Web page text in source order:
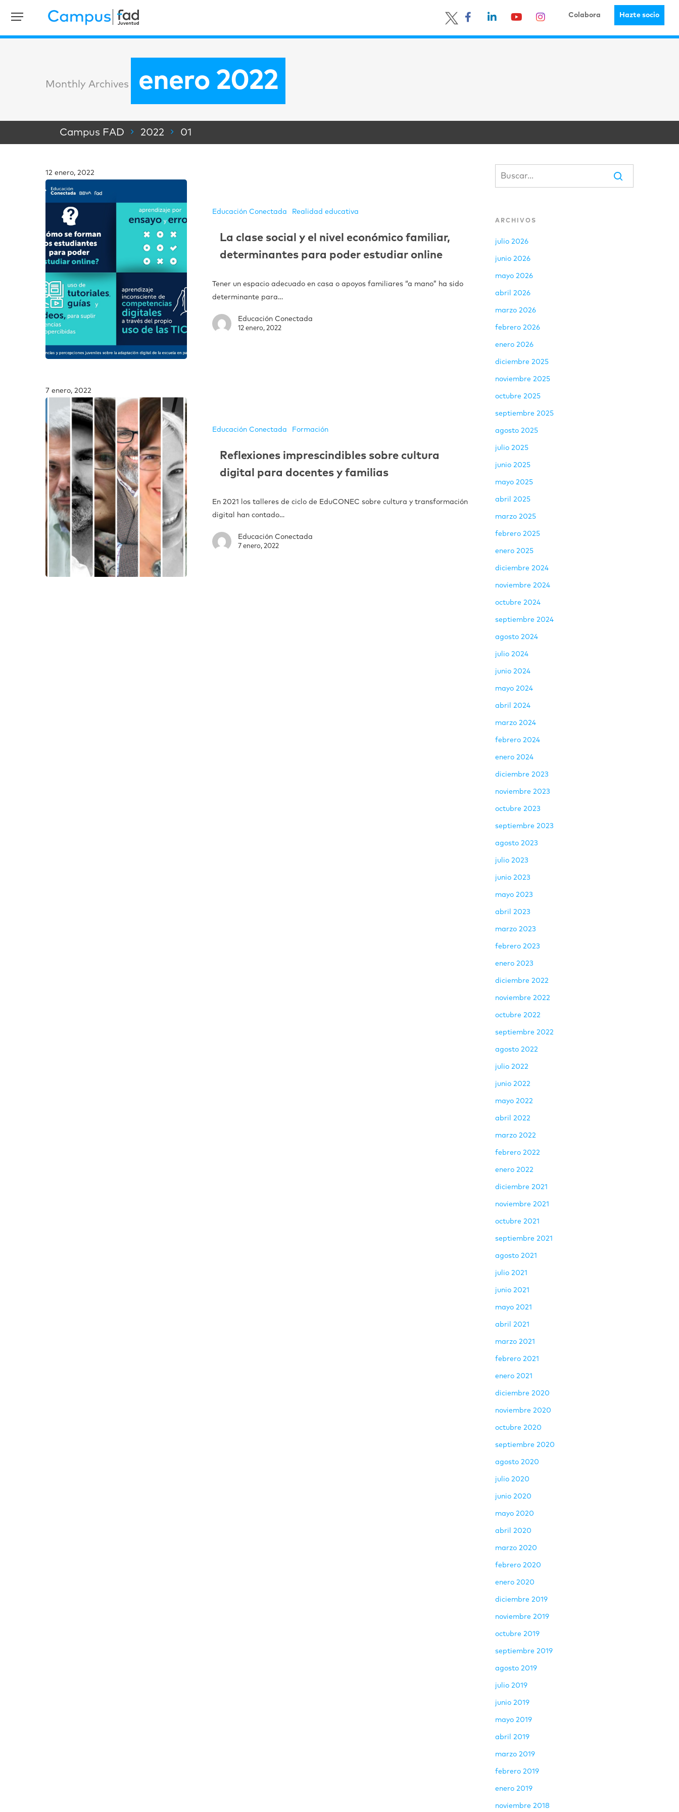
Colabora Hazte socio
Monthly Archives enero 2022
Campus FAD 2022 01
12 enero, 2022
Educación Conectada Realidad educativa
La clase social y el nivel económico familiar,
determinantes para poder estudiar online
Tener un espacio adecuado en casa o apoyos familiares “a mano” ha sido
determinante para…
Educación Conectada
12 enero, 2022
7 enero, 2022
Educación Conectada Formación
Reflexiones imprescindibles sobre cultura
digital para docentes y familias
En 2021 los talleres de ciclo de EduCONEC sobre cultura y transformación
digital han contado…
Educación Conectada
7 enero, 2022
ARCHIVOS
julio 2026
junio 2026
mayo 2026
abril 2026
marzo 2026
febrero 2026
enero 2026
diciembre 2025
noviembre 2025
octubre 2025
septiembre 2025
agosto 2025
julio 2025
junio 2025
mayo 2025
abril 2025
marzo 2025
febrero 2025
enero 2025
diciembre 2024
noviembre 2024
octubre 2024
septiembre 2024
agosto 2024
julio 2024
junio 2024
mayo 2024
abril 2024
marzo 2024
febrero 2024
enero 2024
diciembre 2023
noviembre 2023
octubre 2023
septiembre 2023
agosto 2023
julio 2023
junio 2023
mayo 2023
abril 2023
marzo 2023
febrero 2023
enero 2023
diciembre 2022
noviembre 2022
octubre 2022
septiembre 2022
agosto 2022
julio 2022
junio 2022
mayo 2022
abril 2022
marzo 2022
febrero 2022
enero 2022
diciembre 2021
noviembre 2021
octubre 2021
septiembre 2021
agosto 2021
julio 2021
junio 2021
mayo 2021
abril 2021
marzo 2021
febrero 2021
enero 2021
diciembre 2020
noviembre 2020
octubre 2020
septiembre 2020
agosto 2020
julio 2020
junio 2020
mayo 2020
abril 2020
marzo 2020
febrero 2020
enero 2020
diciembre 2019
noviembre 2019
octubre 2019
septiembre 2019
agosto 2019
julio 2019
junio 2019
mayo 2019
abril 2019
marzo 2019
febrero 2019
enero 2019
noviembre 2018